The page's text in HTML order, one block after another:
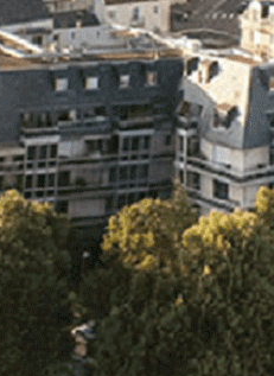
colonnes affichées
partage
des réseaux sociaux